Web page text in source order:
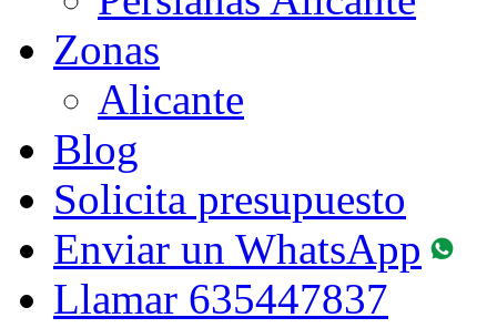
Zonas
Alicante
Blog
Solicita presupuesto
Enviar un WhatsApp
Llamar 635447837